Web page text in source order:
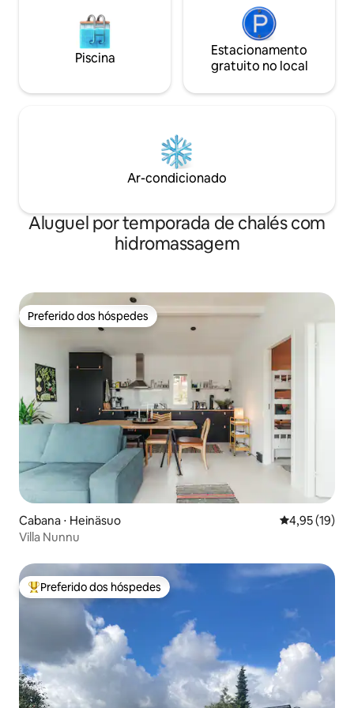
Piscina
Estacionamento
gratuito no local
Ar-condicionado
Aluguel por temporada de chalés com
hidromassagem
Preferido dos hóspedes
Preferido dos hóspedes
Cabana ⋅ Heinäsuo 4,95 de uma
4,95 (19)
Villa Nunnu
Entre os melhores preferidos dos hóspedes
Preferido dos hóspedes